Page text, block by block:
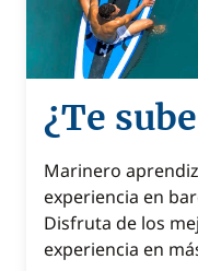
¿Te
Marinero
experiencia en
Disfruta de los
experiencia en